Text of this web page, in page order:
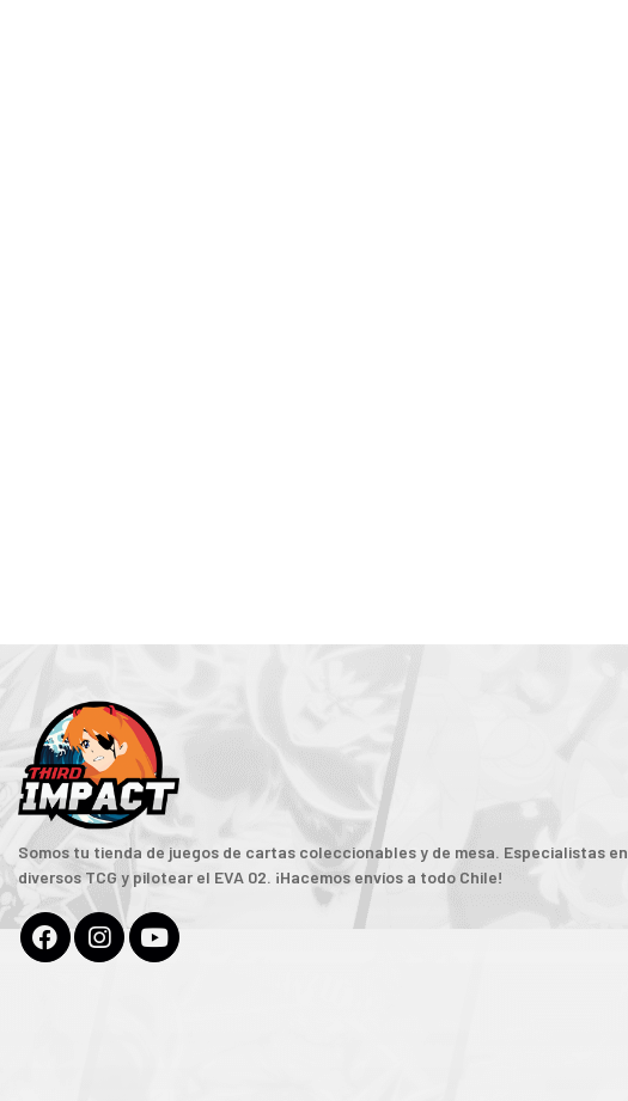
Somos tu tienda de juegos de cartas coleccionables y de mesa. Especialistas en
diversos TCG y pilotear el EVA 02. ¡Hacemos envíos a todo Chile!